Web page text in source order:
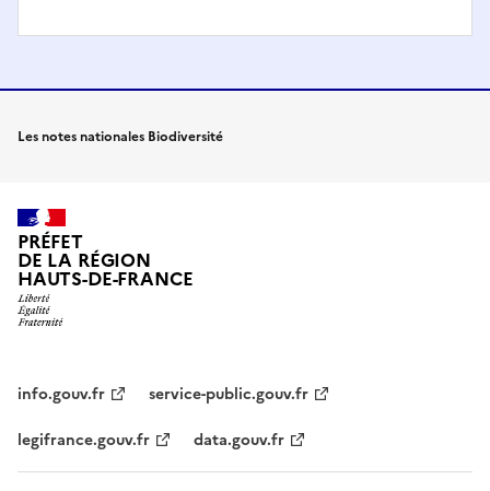
Les notes nationales Biodiversité
PRÉFET
DE LA RÉGION
HAUTS-DE-FRANCE
info.gouv.fr
service-public.gouv.fr
legifrance.gouv.fr
data.gouv.fr